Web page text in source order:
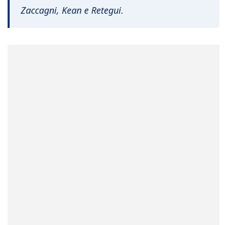
Zaccagni, Kean e Retegui.